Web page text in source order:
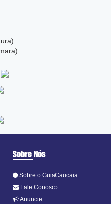
Sobre Nós
Sobre o GuiaCaucaia
Fale Conosco
Anuncie